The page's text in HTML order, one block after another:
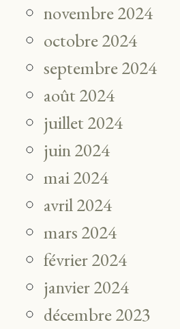
novembre 2024
octobre 2024
septembre 2024
août 2024
juillet 2024
juin 2024
mai 2024
avril 2024
mars 2024
février 2024
janvier 2024
décembre 2023